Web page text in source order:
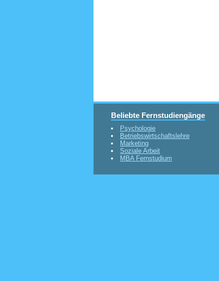
Beliebte Fernstudiengänge
Psychologie
Betriebswirtschaftslehre
Marketing
Soziale Arbeit
MBA Fernstudium